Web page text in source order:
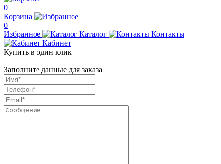
0
Корзина
0
Избранное
Каталог
Контакты
Кабинет
Купить в один клик
Заполните данные для заказа